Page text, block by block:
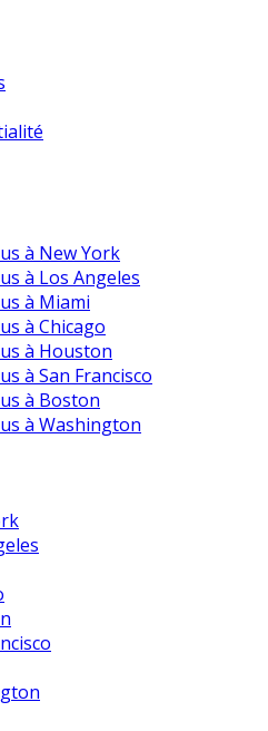
à New York
à Los Angeles
à Miami
à Chicago
à Houston
à San Francisco
à Boston
à Washington